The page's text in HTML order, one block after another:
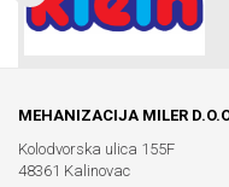
MEHANIZACIJA MILER
Kolodvorska ulica 155F
48361 Kalinovac